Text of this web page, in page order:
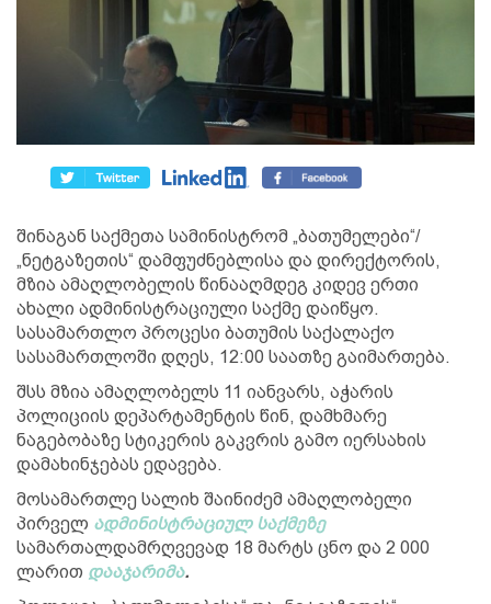
შინაგან საქმეთა სამინისტრომ „ბათუმელები“/
„ნეტგაზეთის“ დამფუძნებლისა და დირექტორის,
მზია ამაღლობელის წინააღმდეგ კიდევ ერთი
ახალი ადმინისტრაციული საქმე დაიწყო.
სასამართლო პროცესი ბათუმის საქალაქო
სასამართლოში დღეს, 12:00 საათზე გაიმართება.
შსს მზია ამაღლობელს 11 იანვარს, აჭარის
პოლიციის დეპარტამენტის წინ, დამხმარე
ნაგებობაზე სტიკერის გაკვრის გამო იერსახის
დამახინჯებას ედავება.
მოსამართლე სალიხ შაინიძემ ამაღლობელი
პირველ ადმინისტრაციულ საქმეზე
სამართალდამრღვევად 18 მარტს ცნო და 2 000
ლარით დააჯარიმა.